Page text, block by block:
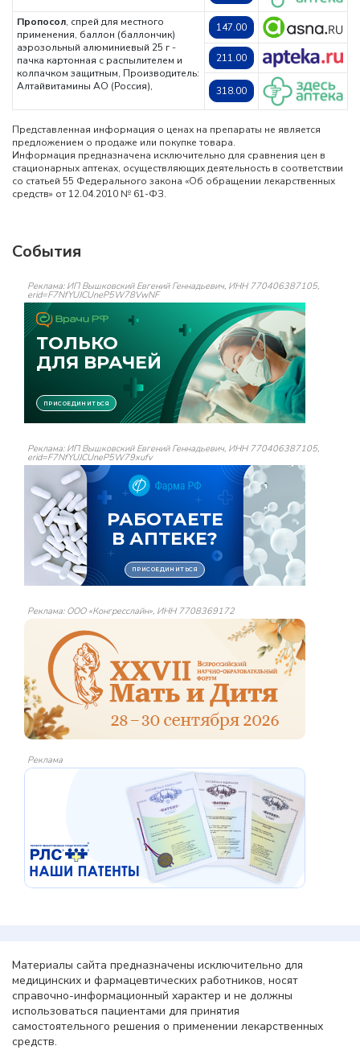
Пропосол, спрей для местного
применения, баллон (баллончик)
аэрозольный алюминиевый 25 г -
пачка картонная с распылителем и
колпачком защитным, Производитель:
Алтайвитамины АО (Россия),
147.00
211.00
318.00
Представленная информация о ценах на препараты не является
предложением о продаже или покупке товара.
Информация предназначена исключительно для сравнения цен в
стационарных аптеках, осуществляющих деятельность в соответствии
со статьей 55 Федерального закона «Об обращении лекарственных
средств» от 12.04.2010 № 61-ФЗ.
События
Реклама: ИП Вышковский Евгений Геннадьевич, ИНН 770406387105,
erid=F7NfYUJCUneP5W78VwNF
Реклама: ИП Вышковский Евгений Геннадьевич, ИНН 770406387105,
erid=F7NfYUJCUneP5W79xufv
Реклама: ООО «Конгресслайн», ИНН 7708369172
Реклама
Материалы сайта предназначены исключительно для
медицинских и фармацевтических работников, носят
справочно-информационный характер и не должны
использоваться пациентами для принятия
самостоятельного решения о применении лекарственных
средств.